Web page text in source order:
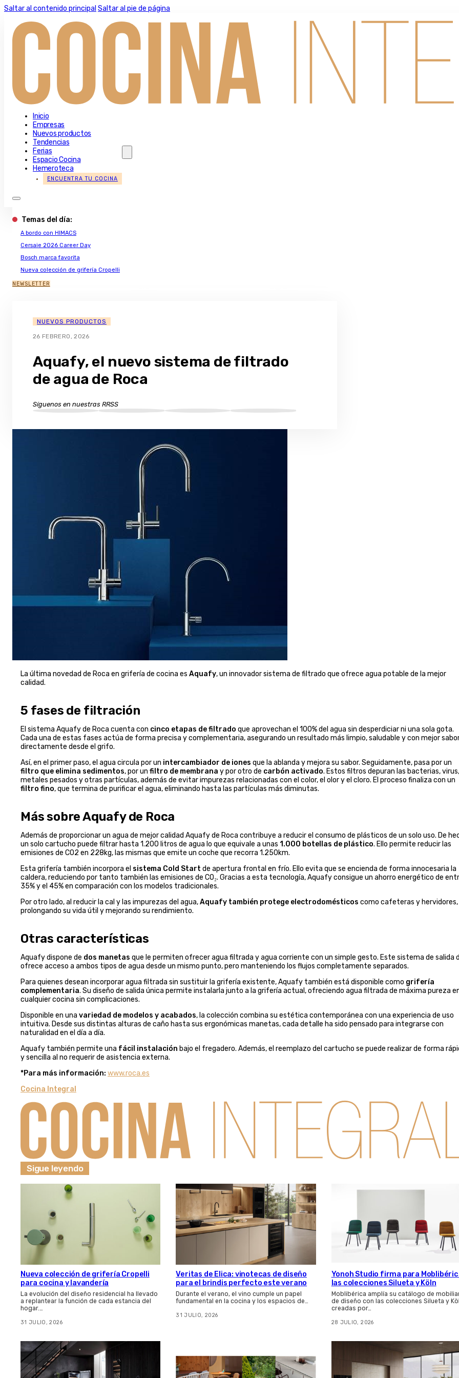
Saltar al contenido principal Saltar al pie de página
Inicio
Empresas
Nuevos productos
Tendencias
Ferias
Espacio Cocina
Hemeroteca
ENCUENTRA TU COCINA
Temas del día:
A bordo con HIMACS
Cersaie 2026 Career Day
Bosch marca favorita
Nueva colección de grifería Cropelli
NEWSLETTER
NUEVOS PRODUCTOS
26 FEBRERO, 2026
Aquafy, el nuevo sistema de filtrado
de agua de Roca
Síguenos en nuestras RRSS
La última novedad de Roca en grifería de cocina es Aquafy, un innovador sistema de filtrado que ofrece agua potable de la mejor
calidad.
5 fases de filtración
El sistema Aquafy de Roca cuenta con cinco etapas de filtrado que aprovechan el 100% del agua sin desperdiciar ni una sola gota.
Cada una de estas fases actúa de forma precisa y complementaria, asegurando un resultado más limpio, saludable y con mejor
directamente desde el grifo.
Así, en el primer paso, el agua circula por un intercambiador de iones que la ablanda y mejora su sabor. Seguidamente, pasa por un
filtro que elimina sedimentos, por un filtro de membrana y por otro de carbón activado. Estos filtros depuran las bacterias, virus,
metales pesados y otras partículas, además de evitar impurezas relacionadas con el color, el olor y el cloro. El proceso finaliza con un
filtro fino, que termina de purificar el agua, eliminando hasta las partículas más diminutas.
Más sobre Aquafy de Roca
Además de proporcionar un agua de mejor calidad Aquafy de Roca contribuye a reducir el consumo de plásticos de un solo uso. De
un solo cartucho puede filtrar hasta 1.200 litros de agua lo que equivale a unas 1.000 botellas de plástico. Ello permite reducir las
emisiones de CO2 en 228kg, las mismas que emite un coche que recorra 1.250km.
Esta grifería también incorpora el sistema Cold Start de apertura frontal en frío. Ello evita que se encienda de forma innocesaria la
caldera, reduciendo por tanto también las emisiones de CO₂. Gracias a esta tecnología, Aquafy consigue un ahorro energético de
35% y el 45% en comparación con los modelos tradicionales.
Por otro lado, al reducir la cal y las impurezas del agua,Aquafy también protege electrodomésticos como cafeteras y hervidores,
prolongando su vida útil y mejorando su rendimiento.
Otras características
Aquafy dispone de dos manetas que le permiten ofrecer agua filtrada y agua corriente con un simple gesto. Este sistema de salida
ofrece acceso a ambos tipos de agua desde un mismo punto, pero manteniendo los flujos completamente separados.
Para quienes desean incorporar agua filtrada sin sustituir la grifería existente, Aquafy también está disponible como grifería
complementaria. Su diseño de salida única permite instalarla junto a la grifería actual, ofreciendo agua filtrada de máxima pureza
cualquier cocina sin complicaciones.
Disponible en una variedad de modelos y acabados, la colección combina su estética contemporánea con una experiencia de uso
intuitiva. Desde sus distintas alturas de caño hasta sus ergonómicas manetas, cada detalle ha sido pensado para integrarse con
naturalidad en el día a día.
Aquafy también permite una fácil instalación bajo el fregadero. Además, el reemplazo del cartucho se puede realizar de forma
y sencilla al no requerir de asistencia externa.
*Para más información: www.roca.es
Cocina Integral
Sigue leyendo
Nueva colección de grifería Cropelli
para cocina y lavandería
La evolución del diseño residencial ha llevado
a replantear la función de cada estancia del
hogar.…
31 JULIO, 2026
Veritas de Elica: vinotecas de diseño
para el brindis perfecto este verano
Durante el verano, el vino cumple un papel
fundamental en la cocina y los espacios de…
31 JULIO, 2026
Yonoh Studio firma para
las colecciones Silueta y Köln
Moblibérica amplía su catálogo de
de diseño con las colecciones Silueta y
creadas por…
28 JULIO, 2026